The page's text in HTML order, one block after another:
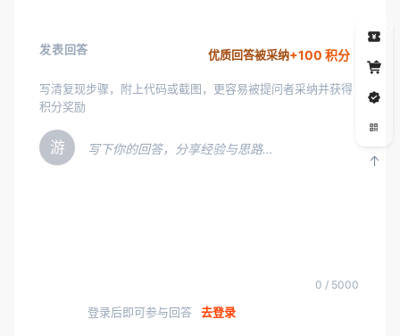
发表回答 优质回答被采纳+100 积分
写清复现步骤，附上代码或截图，更容易被提问者采纳并获得
积分奖励
游 写下你的回答，分享经验与思路…
0 / 5000
登录后即可参与回答 去登录